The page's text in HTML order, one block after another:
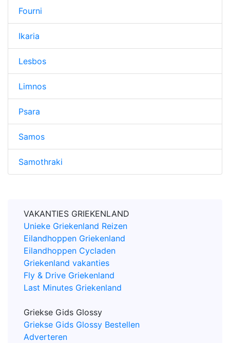
Fourni
Ikaria
Lesbos
Limnos
Psara
Samos
Samothraki
VAKANTIES GRIEKENLAND
Unieke Griekenland Reizen
Eilandhoppen Griekenland
Eilandhoppen Cycladen
Griekenland vakanties
Fly & Drive Griekenland
Last Minutes Griekenland
Griekse Gids Glossy
Griekse Gids Glossy Bestellen
Adverteren